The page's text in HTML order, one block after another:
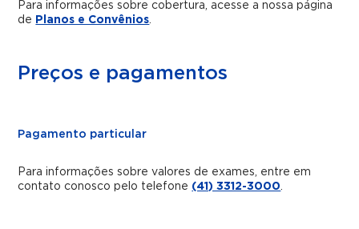
Para informações sobre cobertura, acesse a nossa página
de Planos e Convênios.
Preços e pagamentos
Pagamento particular
Para informações sobre valores de exames, entre em
contato conosco pelo telefone (41) 3312-3000.